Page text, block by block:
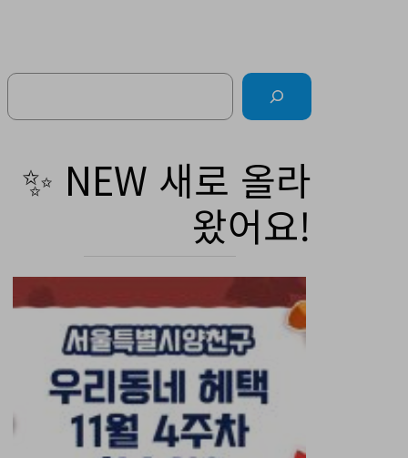
Search
✨ NEW 새로 올라
왔어요!